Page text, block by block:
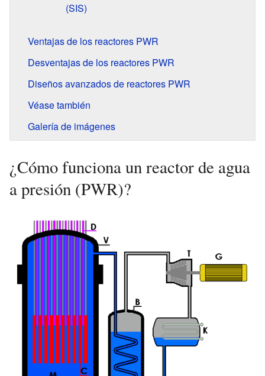
(SIS)
Ventajas de los reactores PWR
Desventajas de los reactores PWR
Diseños avanzados de reactores PWR
Véase también
Galería de imágenes
¿Cómo funciona un reactor de agua
a presión (PWR)?